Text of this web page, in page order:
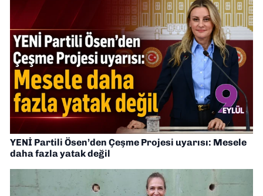
YENİ Partili Ösen’den Çeşme Projesi uyarısı: Mesele
daha fazla yatak değil